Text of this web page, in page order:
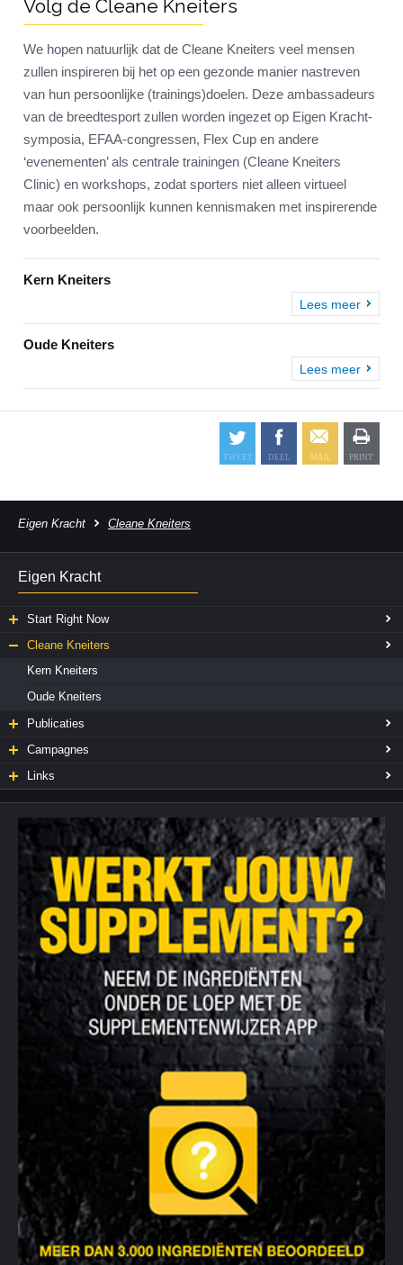
Volg de Cleane Kneiters
We hopen natuurlijk dat de Cleane Kneiters veel mensen
zullen inspireren bij het op een gezonde manier nastreven
van hun persoonlijke (trainings)doelen. Deze ambassadeurs
van de breedtesport zullen worden ingezet op Eigen Kracht-
symposia, EFAA-congressen, Flex Cup en andere
‘evenementen’ als centrale trainingen (Cleane Kneiters
Clinic) en workshops, zodat sporters niet alleen virtueel
maar ook persoonlijk kunnen kennismaken met inspirerende
voorbeelden.
Kern Kneiters
Lees meer
Oude Kneiters
Lees meer
Eigen Kracht Cleane Kneiters
Eigen Kracht
Start Right Now
Cleane Kneiters
Kern Kneiters
Oude Kneiters
Publicaties
Campagnes
Links